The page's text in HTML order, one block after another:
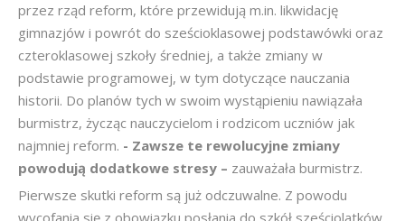
przez rząd reform, które przewidują m.in. likwidację
gimnazjów i powrót do sześcioklasowej podstawówki oraz
czteroklasowej szkoły średniej, a także zmiany w
podstawie programowej, w tym dotyczące nauczania
historii. Do planów tych w swoim wystąpieniu nawiązała
burmistrz, życząc nauczycielom i rodzicom uczniów jak
najmniej reform. - Zawsze te rewolucyjne zmiany
powodują dodatkowe stresy – zauważała burmistrz.
Pierwsze skutki reform są już odczuwalne. Z powodu
wycofania się z obowiązku posłania do szkół sześciolatków,